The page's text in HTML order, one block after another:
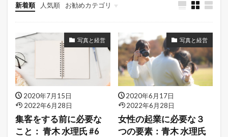
新着順 人気順 お勧めカテゴリ
連載
気になるデータ
写真と経営
2020年7月15日
2022年6月28日
集客をする前に必要な
こと： 青木 水理氏 #6
写真と経営
2020年6月17日
2022年6月28日
女性の起業に必要な３
つの要素：青木 水理氏